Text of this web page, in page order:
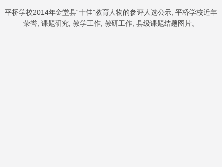
平桥学校2014年金堂县“十佳”教育人物的参评人选公示, 平桥学校近年
荣誉, 课题研究, 教学工作, 教研工作, 县级课题结题图片。